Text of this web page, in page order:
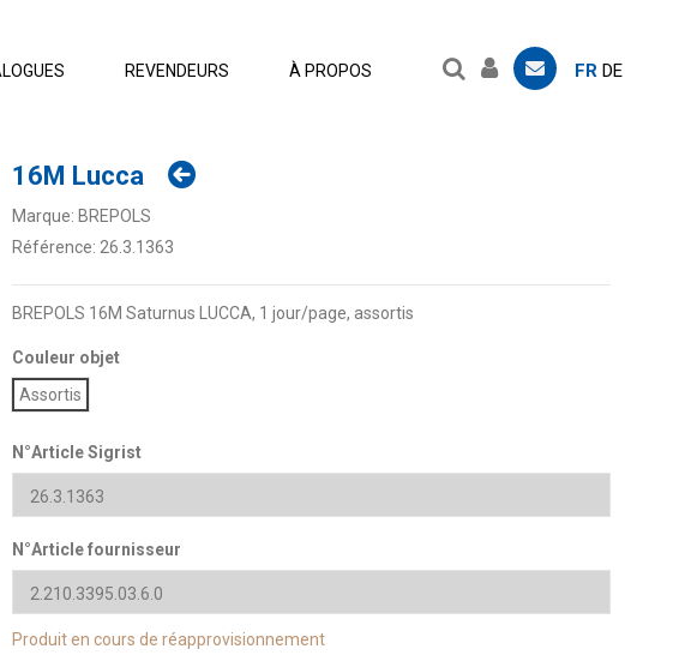
REVENDEURS À PROPOS FR DE
16M Lucca
Marque: BREPOLS
Référence: 26.3.1363
BREPOLS 16M Saturnus LUCCA, 1 jour/page, assortis
Couleur objet
Assortis
N°Article Sigrist
N°Article fournisseur
Produit en cours de réapprovisionnement